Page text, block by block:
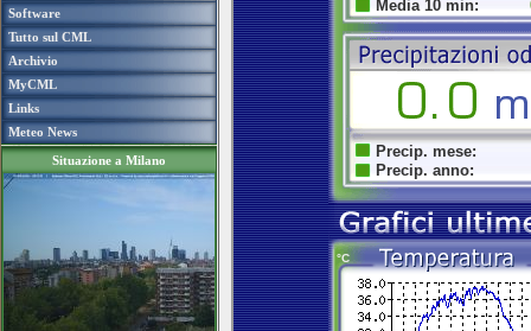
Software
Tutto sul CML
Archivio
MyCML
Links
Meteo News
Situazione a Milano